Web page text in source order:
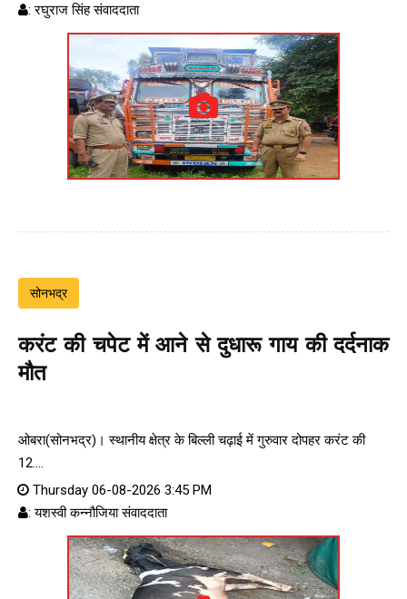
: रघुराज सिंह संवाददाता
सोनभद्र
करंट की चपेट में आने से दुधारू गाय की दर्दनाक
मौत
ओबरा(सोनभद्र)। स्थानीय क्षेत्र के बिल्ली चढ़ाई में गुरुवार दोपहर करंट की
12....
Thursday 06-08-2026 3:45 PM
: यशस्वी कन्नौजिया संवाददाता